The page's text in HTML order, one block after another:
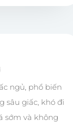
ngủ, phổ biến
sâu giấc, khó đi
sớm và không